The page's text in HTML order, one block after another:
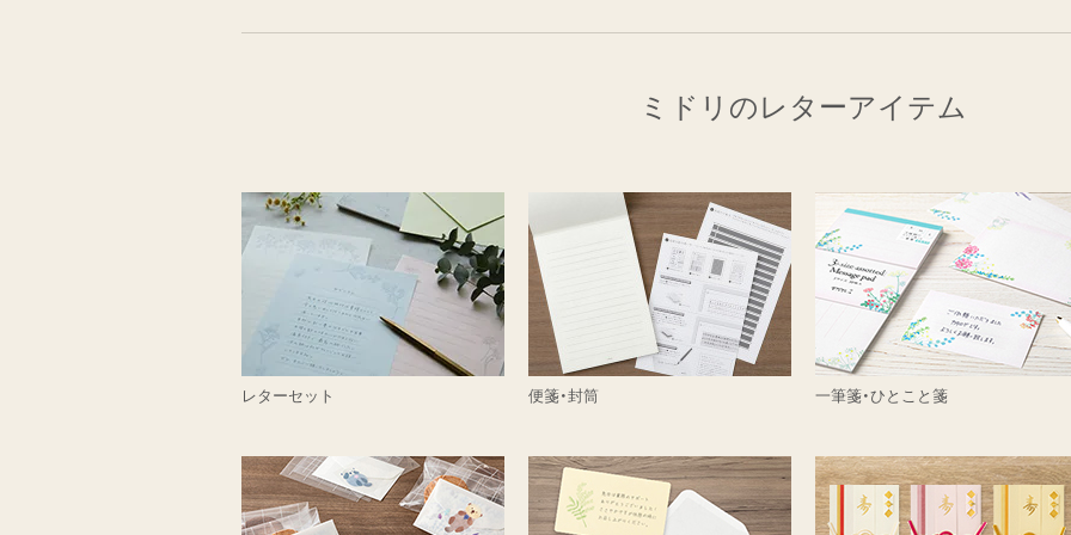
ミドリのレターアイテム
レターセット 便箋・封筒 一筆箋・ひとこと箋